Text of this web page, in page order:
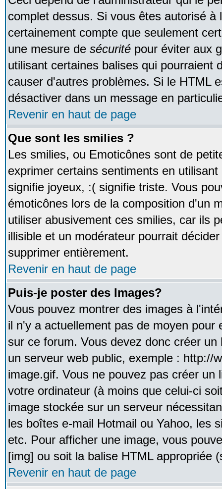
complet dessus. Si vous êtes autorisé à
certainement compte que seulement
une mesure de sécurité pour éviter aux
utilisant certaines balises qui pourraient
causer d'autres problèmes. Si le HTML
désactiver dans un message en
Revenir en haut de page
Que sont les smilies ?
Les smilies, ou Emoticônes sont de
exprimer certains sentiments en
signifie joyeux, :( signifie triste. Vous
émoticônes lors de la composition d'un
utiliser abusivement ces smilies, car ils
illisible et un modérateur pourrait
supprimer entièrement.
Revenir en haut de page
Puis-je poster des Images?
Vous pouvez montrer des images à
il n'y a actuellement pas de moyen pour
sur ce forum. Vous devez donc créer
un serveur web public, exemple : http://
image.gif. Vous ne pouvez pas créer un
votre ordinateur (à moins que celui-ci
image stockée sur un serveur
les boîtes e-mail Hotmail ou Yahoo, les
etc. Pour afficher une image, vous
[img] ou soit la balise HTML appropriée
Revenir en haut de page